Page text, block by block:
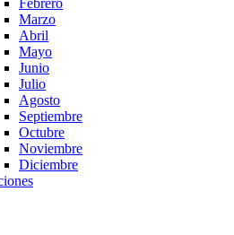
Febrero
Marzo
Abril
Mayo
Junio
Julio
Agosto
Septiembre
Octubre
Noviembre
Diciembre